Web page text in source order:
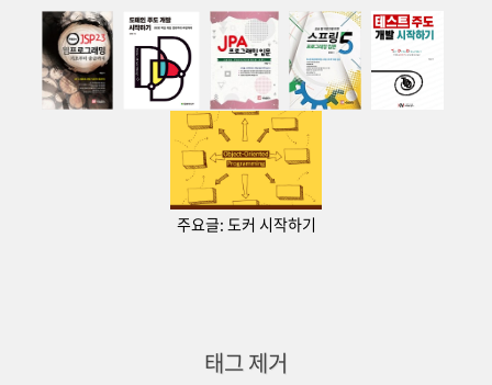
주요글: 도커 시작하기
태그 제거